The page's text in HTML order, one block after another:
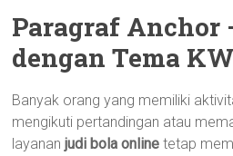
Paragraf Anchor
dengan Tema
Banyak orang yang memiliki
mengikuti pertandingan atau
layananjudi bola online tetap